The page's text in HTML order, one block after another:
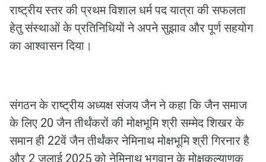
राष्ट्रीय स्तर की प्रथम विशाल धर्म पद यात्रा की सफलता
हेतु संस्थाओं के प्रतिनिधियों ने अपने सुझाव और पूर्ण सहयोग
का आश्वासन दिया।
संगठन के राष्ट्रीय अध्यक्ष संजय जैन ने कहा कि जैन समाज
के लिए 20 जैन तीर्थंकरों की मोक्षभूमि श्री सम्मेद शिखर के
समान ही 22वें जैन तीर्थंकर नेमिनाथ मोक्षभूमि श्री गिरनार है
और 2 जुलाई 2025 को नेमिनाथ भगवान के मोक्षकल्याणक